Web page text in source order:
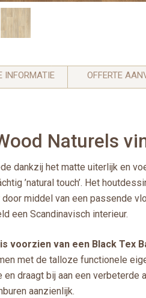
INFORMATIE OFFERTE
Naturels
dankzij het matte uiterlijk en
’natural touch’. Het
middel van een passende
een Scandinavisch interieur.
voorzien van een Black Tex
met de talloze functionele
draagt bij aan een
aanzienlijk.